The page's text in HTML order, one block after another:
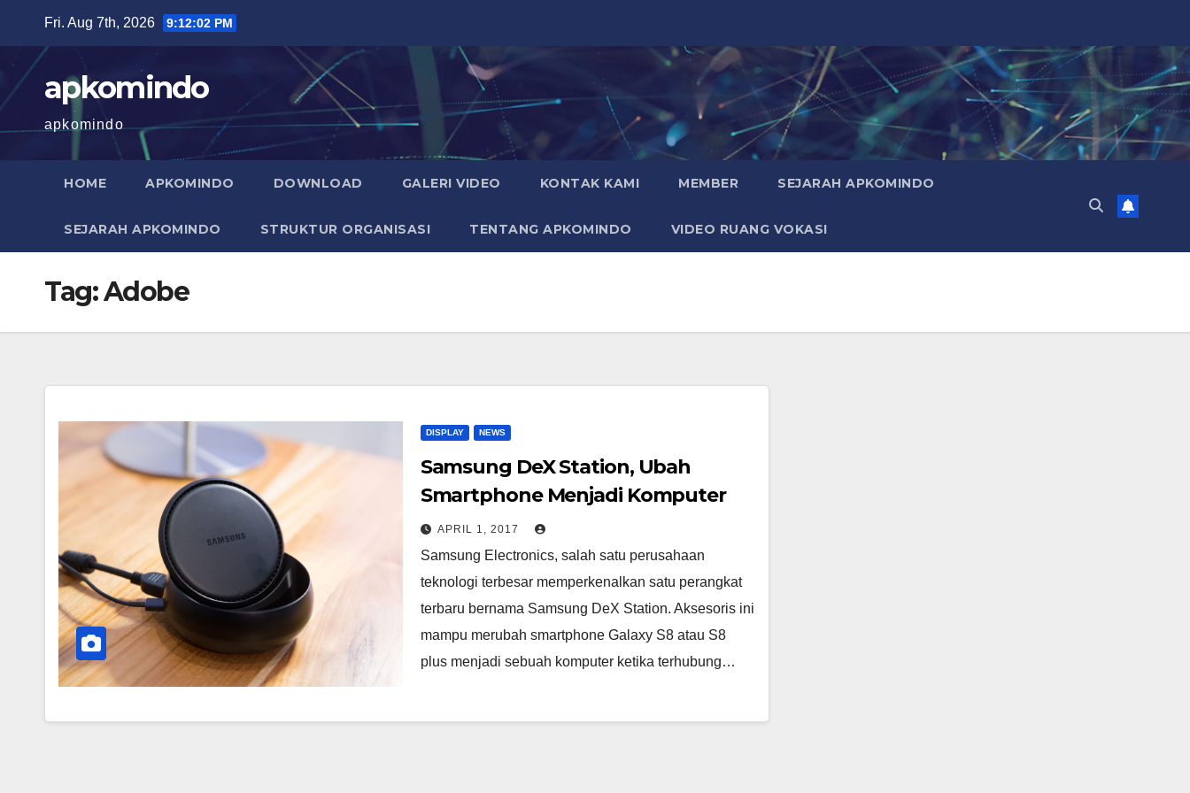
content
Fri. Aug 7th, 2026 9:12:02 PM
apkomindo
apkomindo
HOME APKOMINDO DOWNLOAD GALERI VIDEO KONTAK KAMI MEMBER SEJARAH APKOMINDO
SEJARAH APKOMINDO STRUKTUR ORGANISASI TENTANG APKOMINDO VIDEO RUANG VOKASI
Tag:Adobe
DISPLAY NEWS
Samsung DeX Station, Ubah
Smartphone Menjadi Komputer
APRIL 1, 2017
Samsung Electronics, salah satu perusahaan
teknologi terbesar memperkenalkan satu perangkat
terbaru bernama Samsung DeX Station. Aksesoris ini
mampu merubah smartphone Galaxy S8 atau S8
plus menjadi sebuah komputer ketika terhubung…